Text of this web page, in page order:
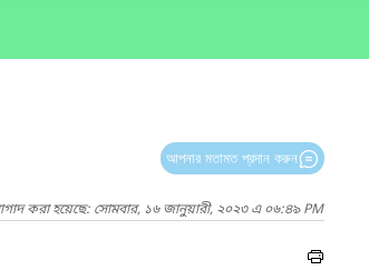
আপনার মতামত প্রদান করুন
করা হয়েছে: সোমবার, ১৬ জানুয়ারী, ২০২৩ এ ০৬:৪৯ PM